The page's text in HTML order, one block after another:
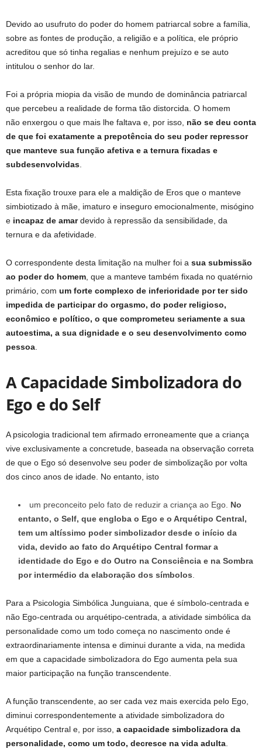
Devido ao usufruto do poder do homem patriarcal sobre a família,
sobre as fontes de produção, a religião e a política, ele próprio
acreditou que só tinha regalias e nenhum prejuízo e se auto
intitulou o senhor do lar.
Foi a própria miopia da visão de mundo de dominância patriarcal
que percebeu a realidade de forma tão distorcida. O homem
não enxergou o que mais lhe faltava e, por isso, não se deu conta
de que foi exatamente a prepotência do seu poder repressor
que manteve sua função afetiva e a ternura fixadas e
subdesenvolvidas
Esta fixação trouxe para ele a maldição de Eros que o manteve
simbiotizado à mãe, imaturo e inseguro emocionalmente, misógino
e incapaz de amardevido à repressão da sensibilidade, da
ternura e da afetividade.
O correspondente desta limitação na mulher foi a sua submissão
ao poder do homem , que a manteve também fixada no quatérnio
primário, com um forte complexo de inferioridade por ter sido
impedida de participar do orgasmo, do poder religioso,
econômico e político, o que comprometeu seriamente a sua
autoestima, a sua dignidade e o seu desenvolvimento como
pessoa
A Capacidade Simbolizadora do
Ego e do Self
A psicologia tradicional tem afirmado erroneamente que a criança
vive exclusivamente a concretude, baseada na observação correta
de que o Ego só desenvolve seu poder de simbolização por volta
dos cinco anos de idade. No entanto, isto
um preconceito pelo fato de reduzir a criança ao Ego. No
entanto, o Self, que engloba o Ego e o Arquétipo Central,
tem um altíssimo poder simbolizador desde o início da
vida, devido ao fato do Arquétipo Central formar a
identidade do Ego e do Outro na Consciência e na Sombra
por intermédio da elaboração dos símbolos
Para a Psicologia Simbólica Junguiana, que é símbolo-centrada e
não Ego-centrada ou arquétipo-centrada, a atividade simbólica da
personalidade como um todo começa no nascimento onde é
extraordinariamente intensa e diminui durante a vida, na medida
em que a capacidade simbolizadora do Ego aumenta pela sua
maior participação na função transcendente.
A função transcendente, ao ser cada vez mais exercida pelo Ego,
diminui correspondentemente a atividade simbolizadora do
Arquétipo Central e, por isso, a capacidade simbolizadora da
personalidade, como um todo, decresce na vida adulta